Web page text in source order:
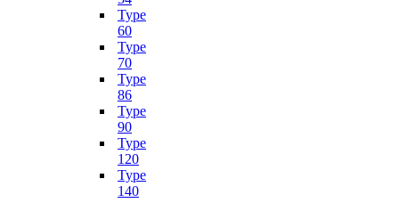
Type
60
Type
70
Type
86
Type
90
Type
120
Type
140